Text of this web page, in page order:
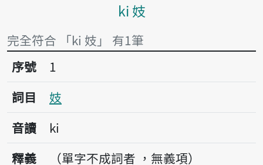
主內容區塊
ki 妓
完全符合 「ki 妓」 有1筆
序號1妓
序號
1
詞目
妓
音讀
ki
釋義
（單字不成詞者 ，無義項）